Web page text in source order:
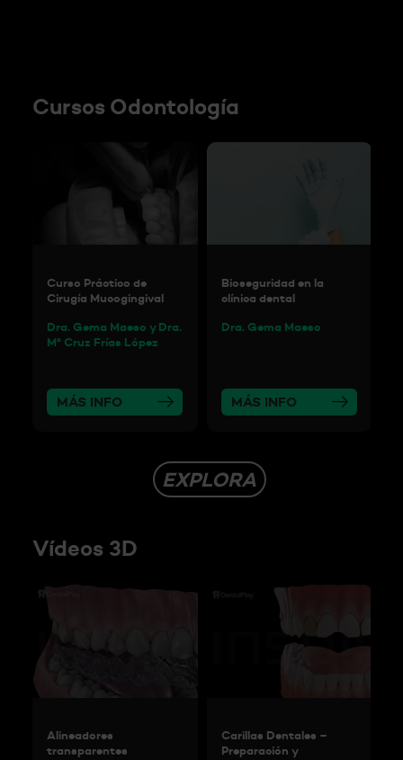
Cursos Odontología
EXPLORA
Curso Práctico de
Cirugía Mucogingival
Dra. Gema Maeso y Dra.
Mª Cruz Frías López
MÁS INFO
Bioseguridad en la
clínica dental
Dra. Gema Maeso
MÁS INFO
Vídeos 3D
Alineadores
transparentes
Carillas Dentales –
Preparación y